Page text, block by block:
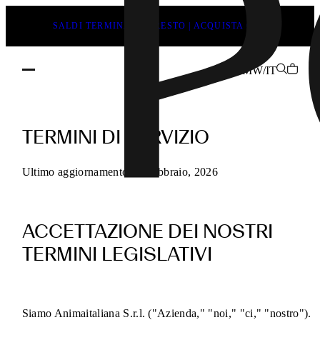
SALDI TERMINANO PRESTO | ACQUISTA ORA
MW/IT
di
POEVE
acquisti
online
TERMINI DI SERVIZIO
Ultimo aggiornamento 13 Febbraio, 2026
ACCETTAZIONE DEI NOSTRI
TERMINI LEGISLATIVI
Siamo Animaitaliana S.r.l. ("Azienda," "noi," "ci," "nostro").